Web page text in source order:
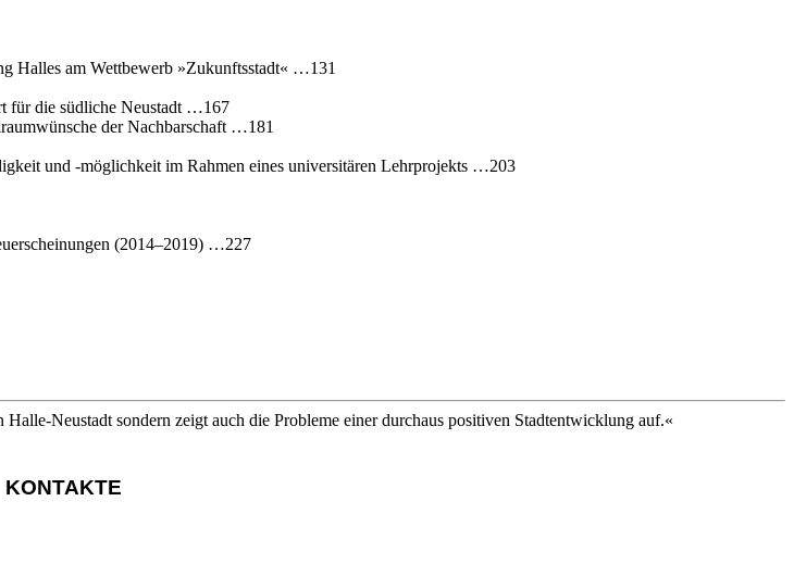
Halles am Wettbewerb »Zukunftsstadt« …131
für die südliche Neustadt …167
der Nachbarschaft …181
und ‐möglichkeit im Rahmen eines universitären Lehrprojekts …203
(2014–2019) …227
Neustadt sondern zeigt auch die Probleme einer durchaus positiven Stadtentwicklung auf.«
KONTAKTE